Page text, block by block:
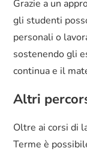
Grazie a un
gli studenti
personali o
sostenendo gli
continua e il
Altri
Oltre ai corsi di
Terme è